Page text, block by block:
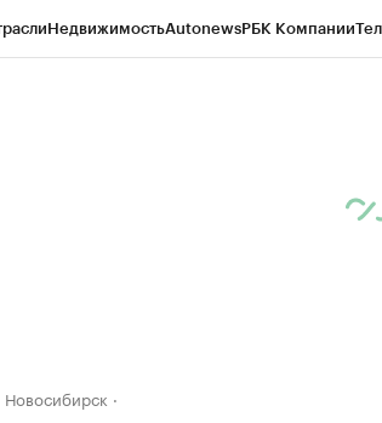
НедвижимостьAutonewsРБК Компании
Новосибирск